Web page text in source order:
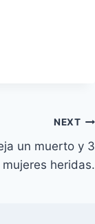
NEXT
un muerto y 3
mujeres heridas.